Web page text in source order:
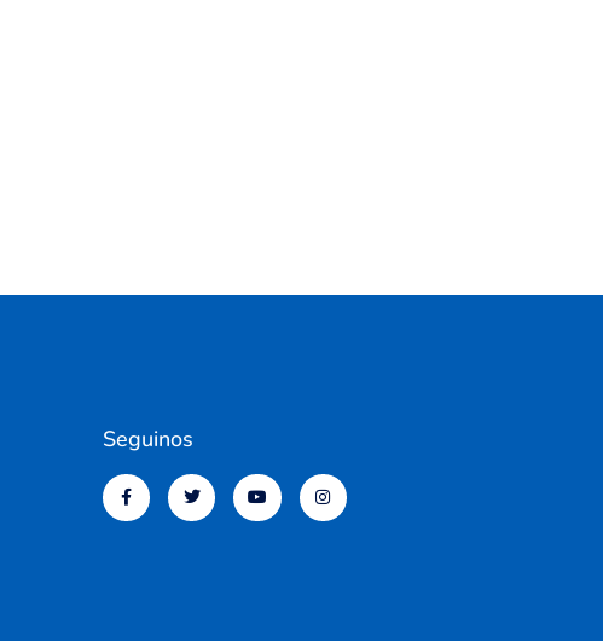
Seguinos